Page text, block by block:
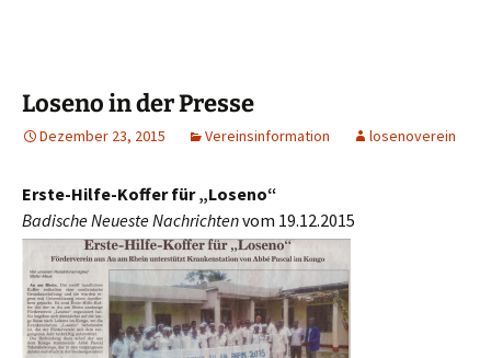
Loseno in der Presse
Dezember 23, 2015 Vereinsinformation losenoverein
Erste-Hilfe-Koffer für „Loseno“
Badische Neueste Nachrichtenvom 19.12.2015